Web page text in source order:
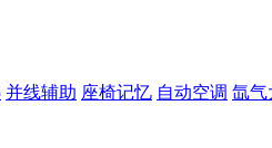
并线辅助 座椅记忆 自动空调 氙气